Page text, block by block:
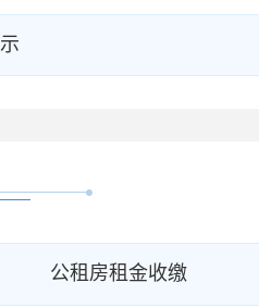
公租房租金收缴